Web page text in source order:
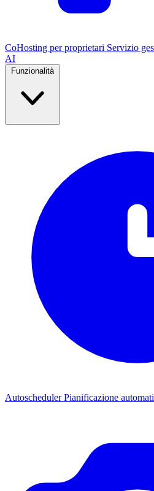
CoHosting per proprietari Servizio
AI
Funzionalità
AutoschedulerPianificazione